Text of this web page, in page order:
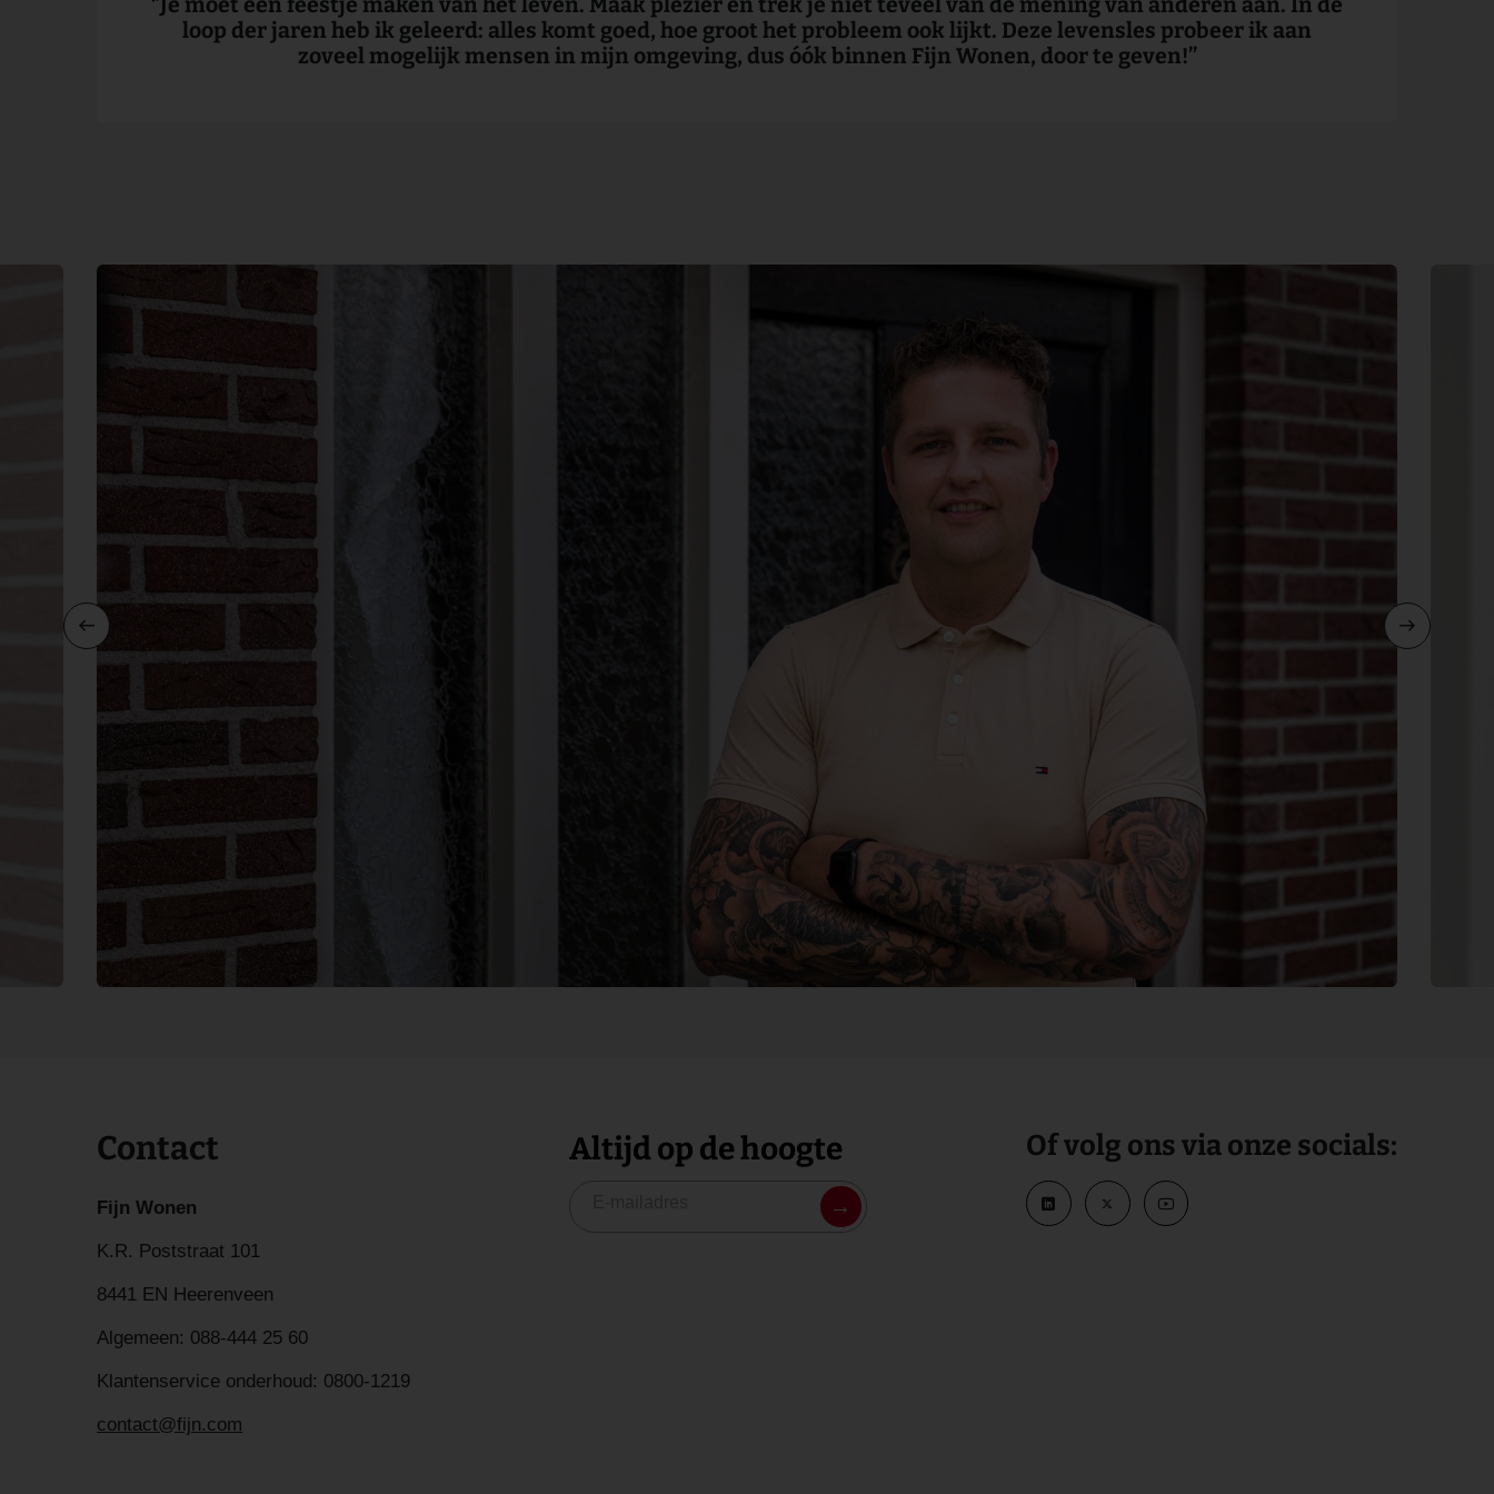
loop der jaren heb ik geleerd: alles komt goed, hoe groot het probleem ook lijkt. Deze levensles probeer ik aan
zoveel mogelijk mensen in mijn omgeving, dus óók binnen Fijn Wonen, door te geven!’’
Contact
Fijn Wonen
K.R. Poststraat 101
8441 EN Heerenveen
Algemeen: 088-444 25 60
Klantenservice onderhoud: 0800-1219
contact@fijn.com
Altijd op de hoogte
→
Of volg ons via onze socials: